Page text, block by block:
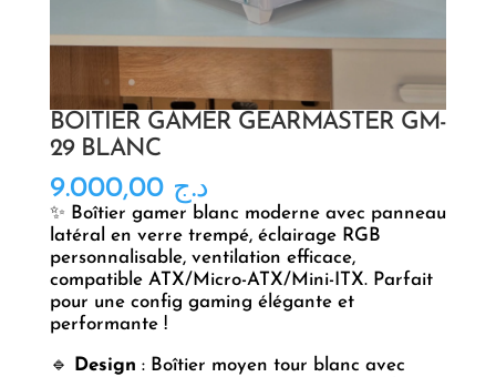
BOITIER GAMER GEARMASTER GM-
29 BLANC
د.ج 9.000,00
✨ Boîtier gamer blanc moderne avec panneau
latéral en verre trempé, éclairage RGB
personnalisable, ventilation efficace,
compatible ATX/Micro-ATX/Mini-ITX. Parfait
pour une config gaming élégante et
performante !
🔹 Design : Boîtier moyen tour blanc avec